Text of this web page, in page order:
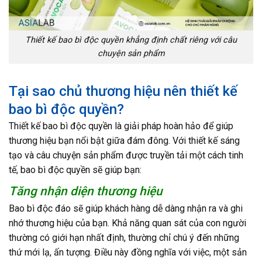
Thiết kế bao bì độc quyền khẳng định chất riêng với câu
chuyện sản phẩm
Tại sao chủ thương hiệu nên thiết kế
bao bì độc quyền?
Thiết kế bao bì độc quyền là giải pháp hoàn hảo để giúp
thương hiệu bạn nổi bật giữa đám đông. Với thiết kế sáng
tạo và câu chuyện sản phẩm được truyền tải một cách tinh
tế, bao bì độc quyền sẽ giúp bạn:
Tăng nhận diện thương hiệu
Bao bì độc đáo sẽ giúp khách hàng dễ dàng nhận ra và ghi
nhớ thương hiệu của bạn. Khả năng quan sát của con người
thường có giới hạn nhất định, thường chỉ chú ý đến những
thứ mới lạ, ấn tượng. Điều này đồng nghĩa với việc, một sản